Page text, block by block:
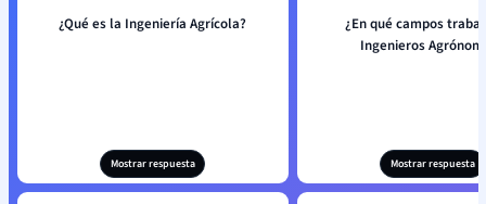
¿Qué es la Ingeniería Agrícola?
Mostrar respuesta
¿En qué campos
Ingenieros
Mostrar respuesta